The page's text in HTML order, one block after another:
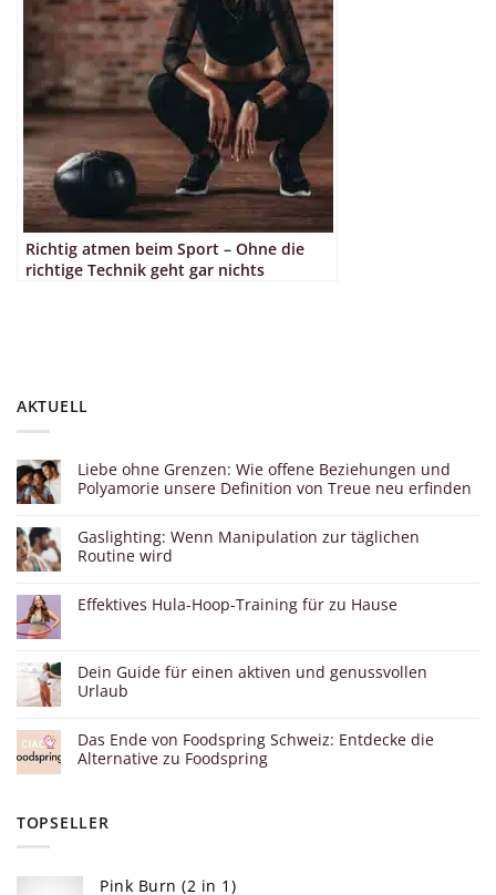
Richtig atmen beim Sport – Ohne die
richtige Technik geht gar nichts
AKTUELL
Liebe ohne Grenzen: Wie offene Beziehungen und
Polyamorie unsere Definition von Treue neu erfinden
Gaslighting: Wenn Manipulation zur täglichen
Routine wird
Effektives Hula-Hoop-Training für zu Hause
Dein Guide für einen aktiven und genussvollen
Urlaub
Das Ende von Foodspring Schweiz: Entdecke die
Alternative zu Foodspring
TOPSELLER
Pink Burn (2 in 1)